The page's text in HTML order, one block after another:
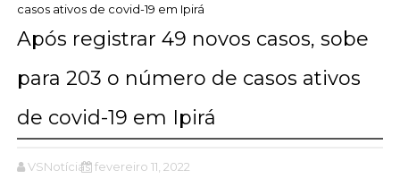
casos ativos de covid-19 em Ipirá
Após registrar 49 novos casos, sobe
para 203 o número de casos ativos
de covid-19 em Ipirá
VSNotícias fevereiro 11, 2022